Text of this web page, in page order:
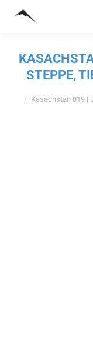
STEPPE,
Kasachstan 019 |